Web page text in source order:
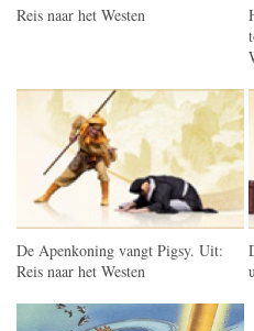
Reis naar het Westen
De Apenkoning vangt Pigsy. Uit:
Reis naar het Westen